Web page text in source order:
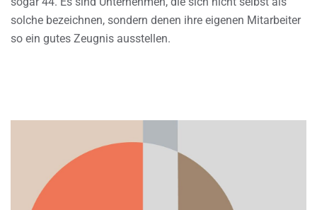
solche bezeichnen, sondern denen ihre eigenen Mitarbeiter
so ein gutes Zeugnis ausstellen.